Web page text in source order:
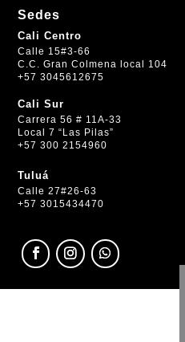
Sedes
Cali Centro
Calle 15#3-66
C.C. Gran Colmena local 104
+57 3045612675
Cali Sur
Carrera 56 # 11A-33
Local 7 “Las Pilas”
+57 300 2154960
Tuluá
Calle 27#26-63
+57 3015434470